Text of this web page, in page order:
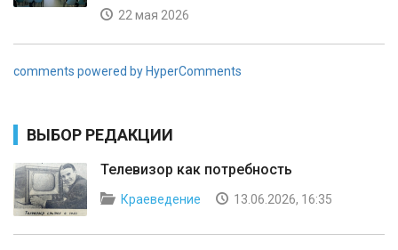
22 мая 2026
comments powered by HyperComments
ВЫБОР РЕДАКЦИИ
Телевизор как потребность
Краеведение 13.06.2026, 16:35